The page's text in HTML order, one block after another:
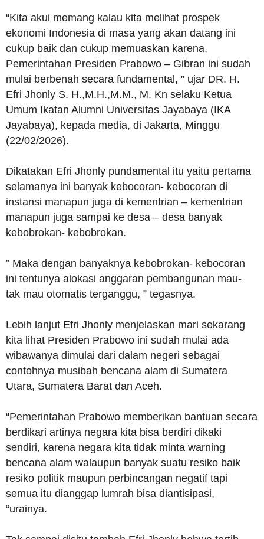
“Kita akui memang kalau kita melihat prospek
ekonomi Indonesia di masa yang akan datang ini
cukup baik dan cukup memuaskan karena,
Pemerintahan Presiden Prabowo – Gibran ini sudah
mulai berbenah secara fundamental, ” ujar DR. H.
Efri Jhonly S. H.,M.H.,M.M., M. Kn selaku Ketua
Umum Ikatan Alumni Universitas Jayabaya (IKA
Jayabaya), kepada media, di Jakarta, Minggu
(22/02/2026).
Dikatakan Efri Jhonly pundamental itu yaitu pertama
selamanya ini banyak kebocoran- kebocoran di
instansi manapun juga di kementrian – kementrian
manapun juga sampai ke desa – desa banyak
kebobrokan- kebobrokan.
” Maka dengan banyaknya kebobrokan- kebocoran
ini tentunya alokasi anggaran pembangunan mau-
tak mau otomatis terganggu, ” tegasnya.
Lebih lanjut Efri Jhonly menjelaskan mari sekarang
kita lihat Presiden Prabowo ini sudah mulai ada
wibawanya dimulai dari dalam negeri sebagai
contohnya musibah bencana alam di Sumatera
Utara, Sumatera Barat dan Aceh.
“Pemerintahan Prabowo memberikan bantuan secara
berdikari artinya negara kita bisa berdiri dikaki
sendiri, karena negara kita tidak minta warning
bencana alam walaupun banyak suatu resiko baik
resiko politik maupun perbincangan negatif tapi
semua itu dianggap lumrah bisa diantisipasi,
“urainya.